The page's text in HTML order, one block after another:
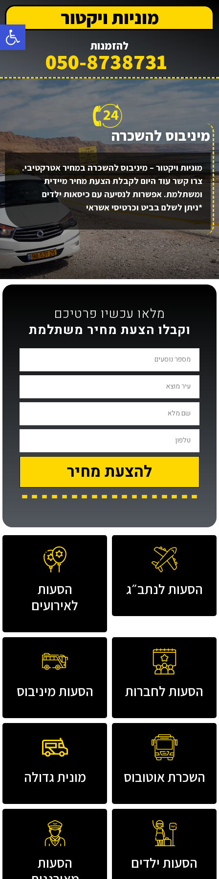
מוניות ויקטור
להזמנות
050-8738731
מיניבוס להשכרה
מוניות ויקטור – מיניבוס להשכרה במחיר אטרקטיבי.
צרו קשר עוד היום לקבלת הצעת מחיר מיידית
ומשתלמת. אפשרות לנסיעה עם כיסאות ילדים
*ניתן לשלם בביט וכרטיסי אשראי
מלאו עכשיו פרטיכם
וקבלו הצעת מחיר משתלמת
להצעת מחיר
הסעות לנתב״ג
הסעות
לאירועים
הסעות לחברות הסעות מיניבוס
השכרת אוטובוס מונית גדולה
הסעות ילדים
הסעות